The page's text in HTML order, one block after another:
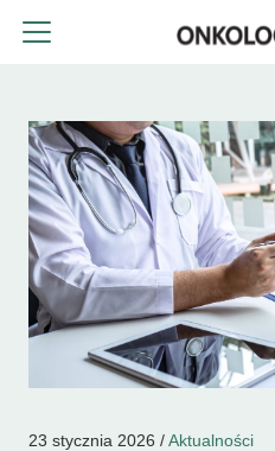
23 stycznia 2026 /Aktualności